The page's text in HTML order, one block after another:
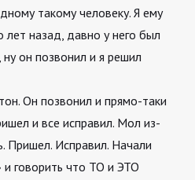
такому человеку. Я ему
лет назад, давно у него был
он позвонил и я решил
Он позвонил и прямо-таки
и все исправил. Мол из-
Пришел. Исправил. Начали
и говорить что ТО и ЭТО